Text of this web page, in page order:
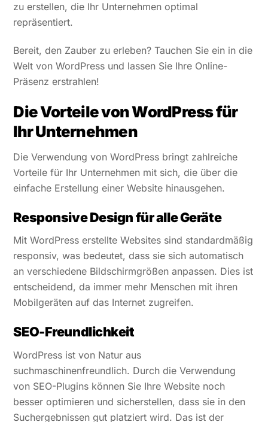
zu erstellen, die Ihr Unternehmen optimal
repräsentiert.
Bereit, den Zauber zu erleben? Tauchen Sie ein in die
Welt von WordPress und lassen Sie Ihre Online-
Präsenz erstrahlen!
Die Vorteile von WordPress für
Ihr Unternehmen
Die Verwendung von WordPress bringt zahlreiche
Vorteile für Ihr Unternehmen mit sich, die über die
einfache Erstellung einer Website hinausgehen.
Responsive Design für alle Geräte
Mit WordPress erstellte Websites sind standardmäßig
responsiv, was bedeutet, dass sie sich automatisch
an verschiedene Bildschirmgrößen anpassen. Dies ist
entscheidend, da immer mehr Menschen mit ihren
Mobilgeräten auf das Internet zugreifen.
SEO-Freundlichkeit
WordPress ist von Natur aus
suchmaschinenfreundlich. Durch die Verwendung
von SEO-Plugins können Sie Ihre Website noch
besser optimieren und sicherstellen, dass sie in den
Suchergebnissen gut platziert wird. Das ist der